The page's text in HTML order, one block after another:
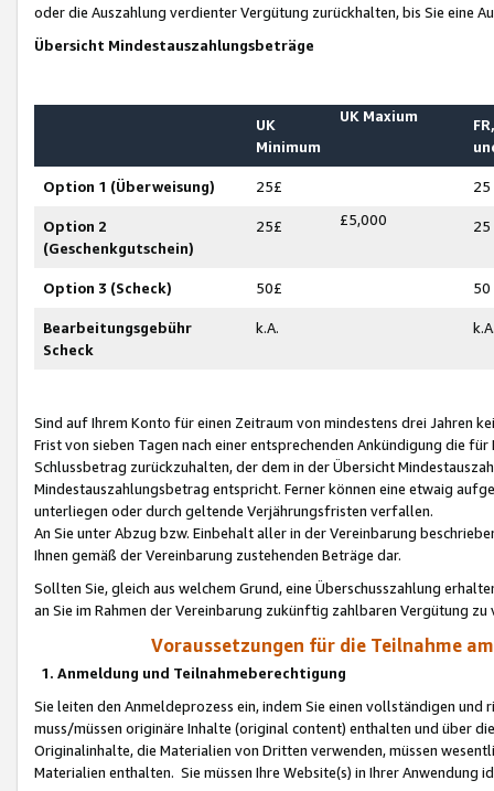
oder die Auszahlung verdienter Vergütung zurückhalten, bis Sie
Übersicht Mindestauszahlungsbeträge
UK
Minimum
UK Maxium
Option 1 (Überweisung) 25£ 25
Option 2
(Geschenkgutschein)
25£ £5,000 25
Option 3 (Scheck) 50£ 50
Bearbeitungsgebühr
Scheck
k.A.
Sind auf Ihrem Konto für einen Zeitraum von mindestens drei Jahren
Frist von sieben Tagen nach einer entsprechenden Ankündigung die
Schlussbetrag zurückzuhalten, der dem in der Übersicht
Mindestauszahlungsbetrag entspricht. Ferner können eine etwaig
unterliegen oder durch geltende Verjährungsfristen verfallen.
An Sie unter Abzug bzw. Einbehalt aller in der Vereinbarung
Ihnen gemäß der Vereinbarung zustehenden Beträge dar.
Sollten Sie, gleich aus welchem Grund, eine Überschusszahlung
an Sie im Rahmen der Vereinbarung zukünftig zahlbaren Vergütung zu
Voraussetzungen für die Teilnahme
1. Anmeldung und Teilnahmeberechtigung
Sie leiten den Anmeldeprozess ein, indem Sie einen vollständigen
muss/müssen originäre Inhalte (original content) enthalten und über
Originalinhalte, die Materialien von Dritten verwenden, müssen
Materialien enthalten. Sie müssen Ihre Website(s) in Ihrer Anwendung